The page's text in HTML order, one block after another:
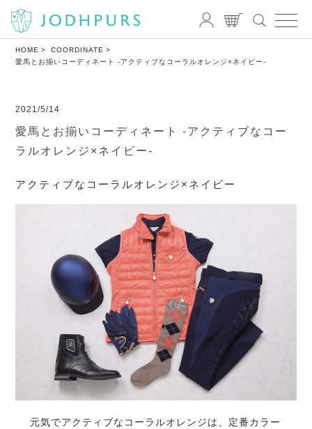
HOME
COORDINATE
愛馬とお揃いコーディネート -アクティブなコーラルオレンジ×ネイビー-
2021/5/14
愛馬とお揃いコーディネート -アクティブなコー
ラルオレンジ×ネイビー-
アクティブなコーラルオレンジ×ネイビー
元気でアクティブなコーラルオレンジは、定番カラー